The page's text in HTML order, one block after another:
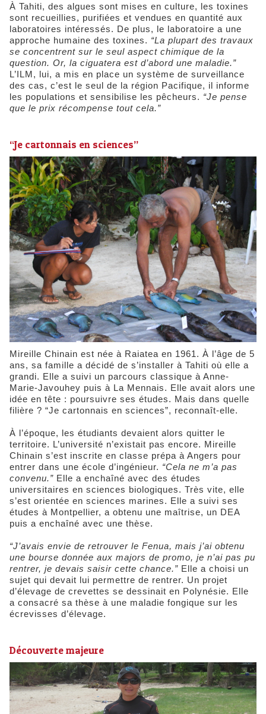
À Tahiti, des algues sont mises en culture, les toxines
sont recueillies, purifiées et vendues en quantité aux
laboratoires intéressés. De plus, le laboratoire a une
approche humaine des toxines. “La plupart des travaux
se concentrent sur le seul aspect chimique de la
question. Or, la ciguatera est d’abord une maladie.”
L’ILM, lui, a mis en place un système de surveillance
des cas, c’est le seul de la région Pacifique, il informe
les populations et sensibilise les pêcheurs. “Je pense
que le prix récompense tout cela.”
“Je cartonnais en sciences”
Mireille Chinain est née à Raiatea en 1961. À l’âge de 5
ans, sa famille a décidé de s’installer à Tahiti où elle a
grandi. Elle a suivi un parcours classique à Anne-
Marie-Javouhey puis à La Mennais. Elle avait alors une
idée en tête : poursuivre ses études. Mais dans quelle
filière ? “Je cartonnais en sciences”, reconnaît-elle.
À l’époque, les étudiants devaient alors quitter le
territoire. L’université n’existait pas encore. Mireille
Chinain s’est inscrite en classe prépa à Angers pour
entrer dans une école d’ingénieur. “Cela ne m’a pas
convenu.” Elle a enchaîné avec des études
universitaires en sciences biologiques. Très vite, elle
s’est orientée en sciences marines. Elle a suivi ses
études à Montpellier, a obtenu une maîtrise, un DEA
puis a enchaîné avec une thèse.
“J’avais envie de retrouver le Fenua, mais j’ai obtenu
une bourse donnée aux majors de promo, je n’ai pas pu
rentrer, je devais saisir cette chance.” Elle a choisi un
sujet qui devait lui permettre de rentrer. Un projet
d’élevage de crevettes se dessinait en Polynésie. Elle
a consacré sa thèse à une maladie fongique sur les
écrevisses d’élevage.
Découverte majeure